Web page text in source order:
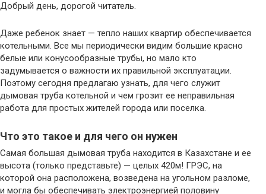
Добрый день, дорогой читатель.
Даже ребенок знает — тепло наших квартир обеспечивается
котельными. Все мы периодически видим большие красно
белые или конусообразные трубы, но мало кто
задумывается о важности их правильной эксплуатации.
Поэтому сегодня предлагаю узнать, для чего служит
дымовая труба котельной и чем грозит ее неправильная
работа для простых жителей города или поселка.
Что это такое и для чего он нужен
Самая большая дымовая труба находится в Казахстане и ее
высота (только представьте) — целых 420м! ГРЭС, на
которой она расположена, возведена на угольном разломе,
и могла бы обеспечивать электроэнергией половину